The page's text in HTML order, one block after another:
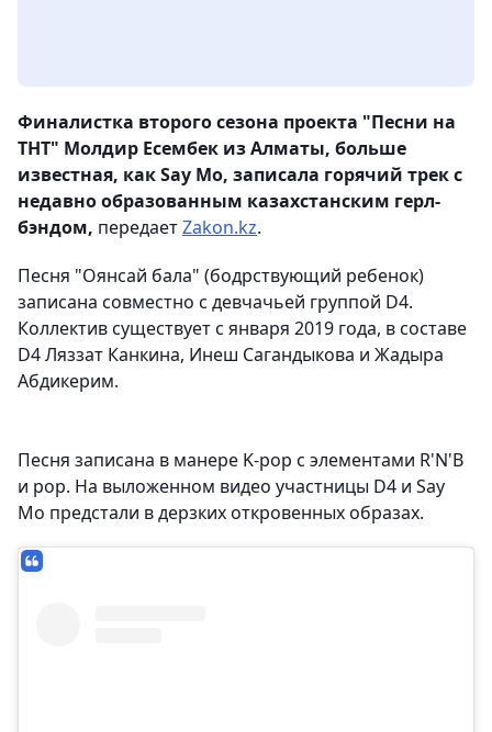
Финалистка второго сезона проекта "Песни на
ТНТ" Молдир Есембек из Алматы, больше
известная, как Say Mo, записала горячий трек с
недавно образованным казахстанским герл-
бэндом, передаетZakon.kz.
Песня "Оянсай бала" (бодрствующий ребенок)
записана совместно с девчачьей группой D4.
Коллектив существует с января 2019 года, в составе
D4 Ляззат Канкина, Инеш Сагандыкова и Жадыра
Абдикерим.
Песня записана в манере K-pop c элементами R'N'B
и pop. На выложенном видео участницы D4 и Say
Mo предстали в дерзких откровенных образах.